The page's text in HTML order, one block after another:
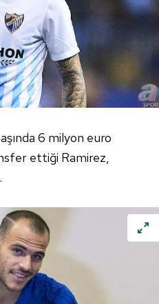
6 milyon euro
ettiği Ramirez,